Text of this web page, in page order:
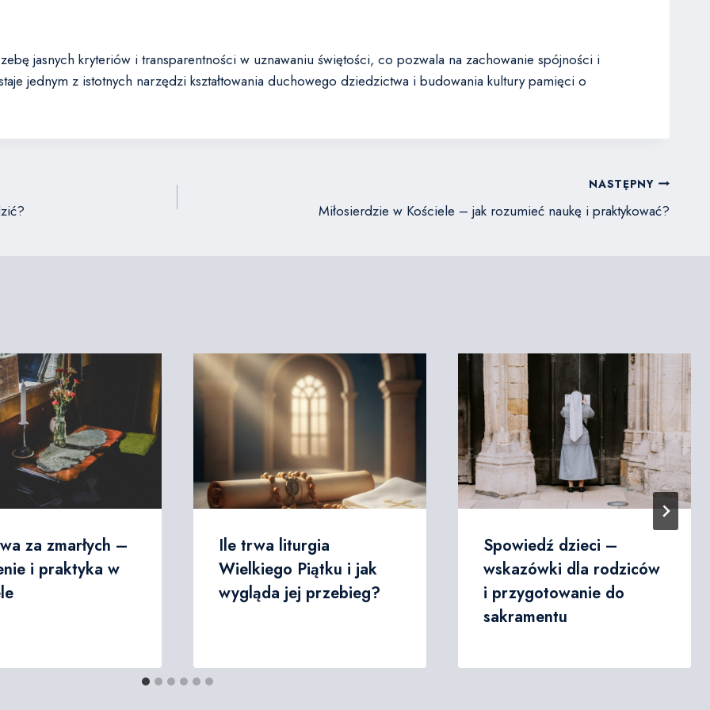
jasnych kryteriów i transparentności w uznawaniu świętości, co pozwala na zachowanie spójności i
jednym z istotnych narzędzi kształtowania duchowego dziedzictwa i budowania kultury pamięci o
NASTĘPNY
Miłosierdzie w Kościele – jak rozumieć naukę i praktykować?
za zmarłych –
i praktyka w
Ile trwa liturgia
Wielkiego Piątku i jak
wygląda jej przebieg?
Spowiedź dzieci –
wskazówki dla rodziców
i przygotowanie do
sakramentu